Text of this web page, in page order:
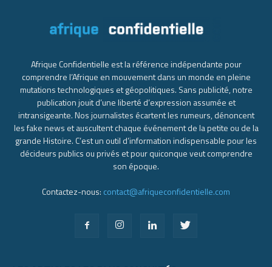
Afrique Confidentielle est la référence indépendante pour
comprendre l’Afrique en mouvement dans un monde en pleine
mutations technologiques et géopolitiques. Sans publicité, notre
publication jouit d’une liberté d’expression assumée et
intransigeante. Nos journalistes écartent les rumeurs, dénoncent
les fake news et auscultent chaque événement de la petite ou de la
grande Histoire. C’est un outil d’information indispensable pour les
décideurs publics ou privés et pour quiconque veut comprendre
son époque.
Contactez-nous: contact@afriqueconfidentielle.com